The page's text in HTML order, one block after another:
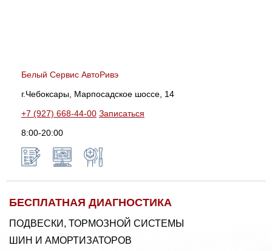
Белый Сервис АвтоРивэ
г.Чебоксары, Марпосадское шоссе, 14
+7 (927) 668-44-00 Записаться
8:00-20:00
БЕСПЛАТНАЯ ДИАГНОСТИКА
ПОДВЕСКИ, ТОРМОЗНОЙ СИСТЕМЫ
ШИН И АМОРТИЗАТОРОВ